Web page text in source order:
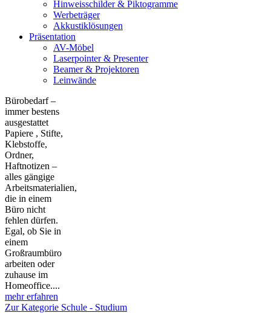
Hinweisschilder & Piktogramme
Werbeträger
Akkustiklösungen
Präsentation
AV-Möbel
Laserpointer & Presenter
Beamer & Projektoren
Leinwände
Bürobedarf –
immer bestens
ausgestattet
Papiere , Stifte,
Klebstoffe,
Ordner,
Haftnotizen –
alles gängige
Arbeitsmaterialien,
die in einem
Büro nicht
fehlen dürfen.
Egal, ob Sie in
einem
Großraumbüro
arbeiten oder
zuhause im
Homeoffice....
mehr erfahren
Zur Kategorie Schule - Studium